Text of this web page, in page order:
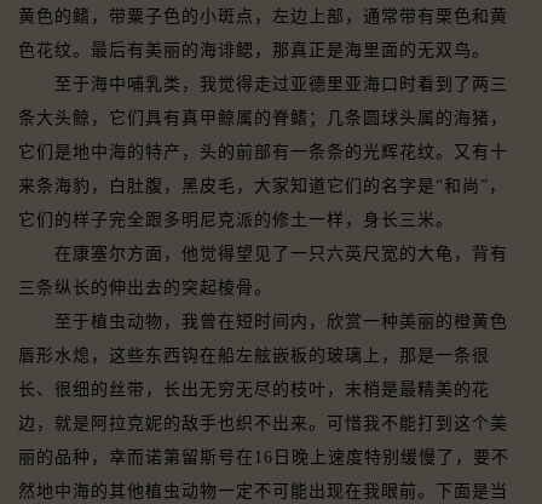
黄色的鳍，带粟子色的小斑点，左边上部，通常带有栗色和黄
色花纹。最后有美丽的海诽鳃，那真正是海里面的无双鸟。
至于海中哺乳类，我觉得走过亚德里亚海口时看到了两三
条大头鲸，它们具有真甲鲸属的脊鳍；几条圆球头属的海猪，
它们是地中海的特产，头的前部有一条条的光辉花纹。又有十
来条海豹，白肚腹，黑皮毛，大家知道它们的名字是“和尚”，
它们的样子完全跟多明尼克派的修土一样，身长三米。
在康塞尔方面，他觉得望见了一只六英尺宽的大龟，背有
三条纵长的伸出去的突起棱骨。
至于植虫动物，我曾在短时间内，欣赏一种美丽的橙黄色
唇形水熄，这些东西钩在船左舷嵌板的玻璃上，那是一条很
长、很细的丝带，长出无穷无尽的枝叶，末梢是最精美的花
边，就是阿拉克妮的敌手也织不出来。可惜我不能打到这个美
丽的品种，幸而诺第留斯号在16日晚上速度特别缓慢了，要不
然地中海的其他植虫动物一定不可能出现在我眼前。下面是当